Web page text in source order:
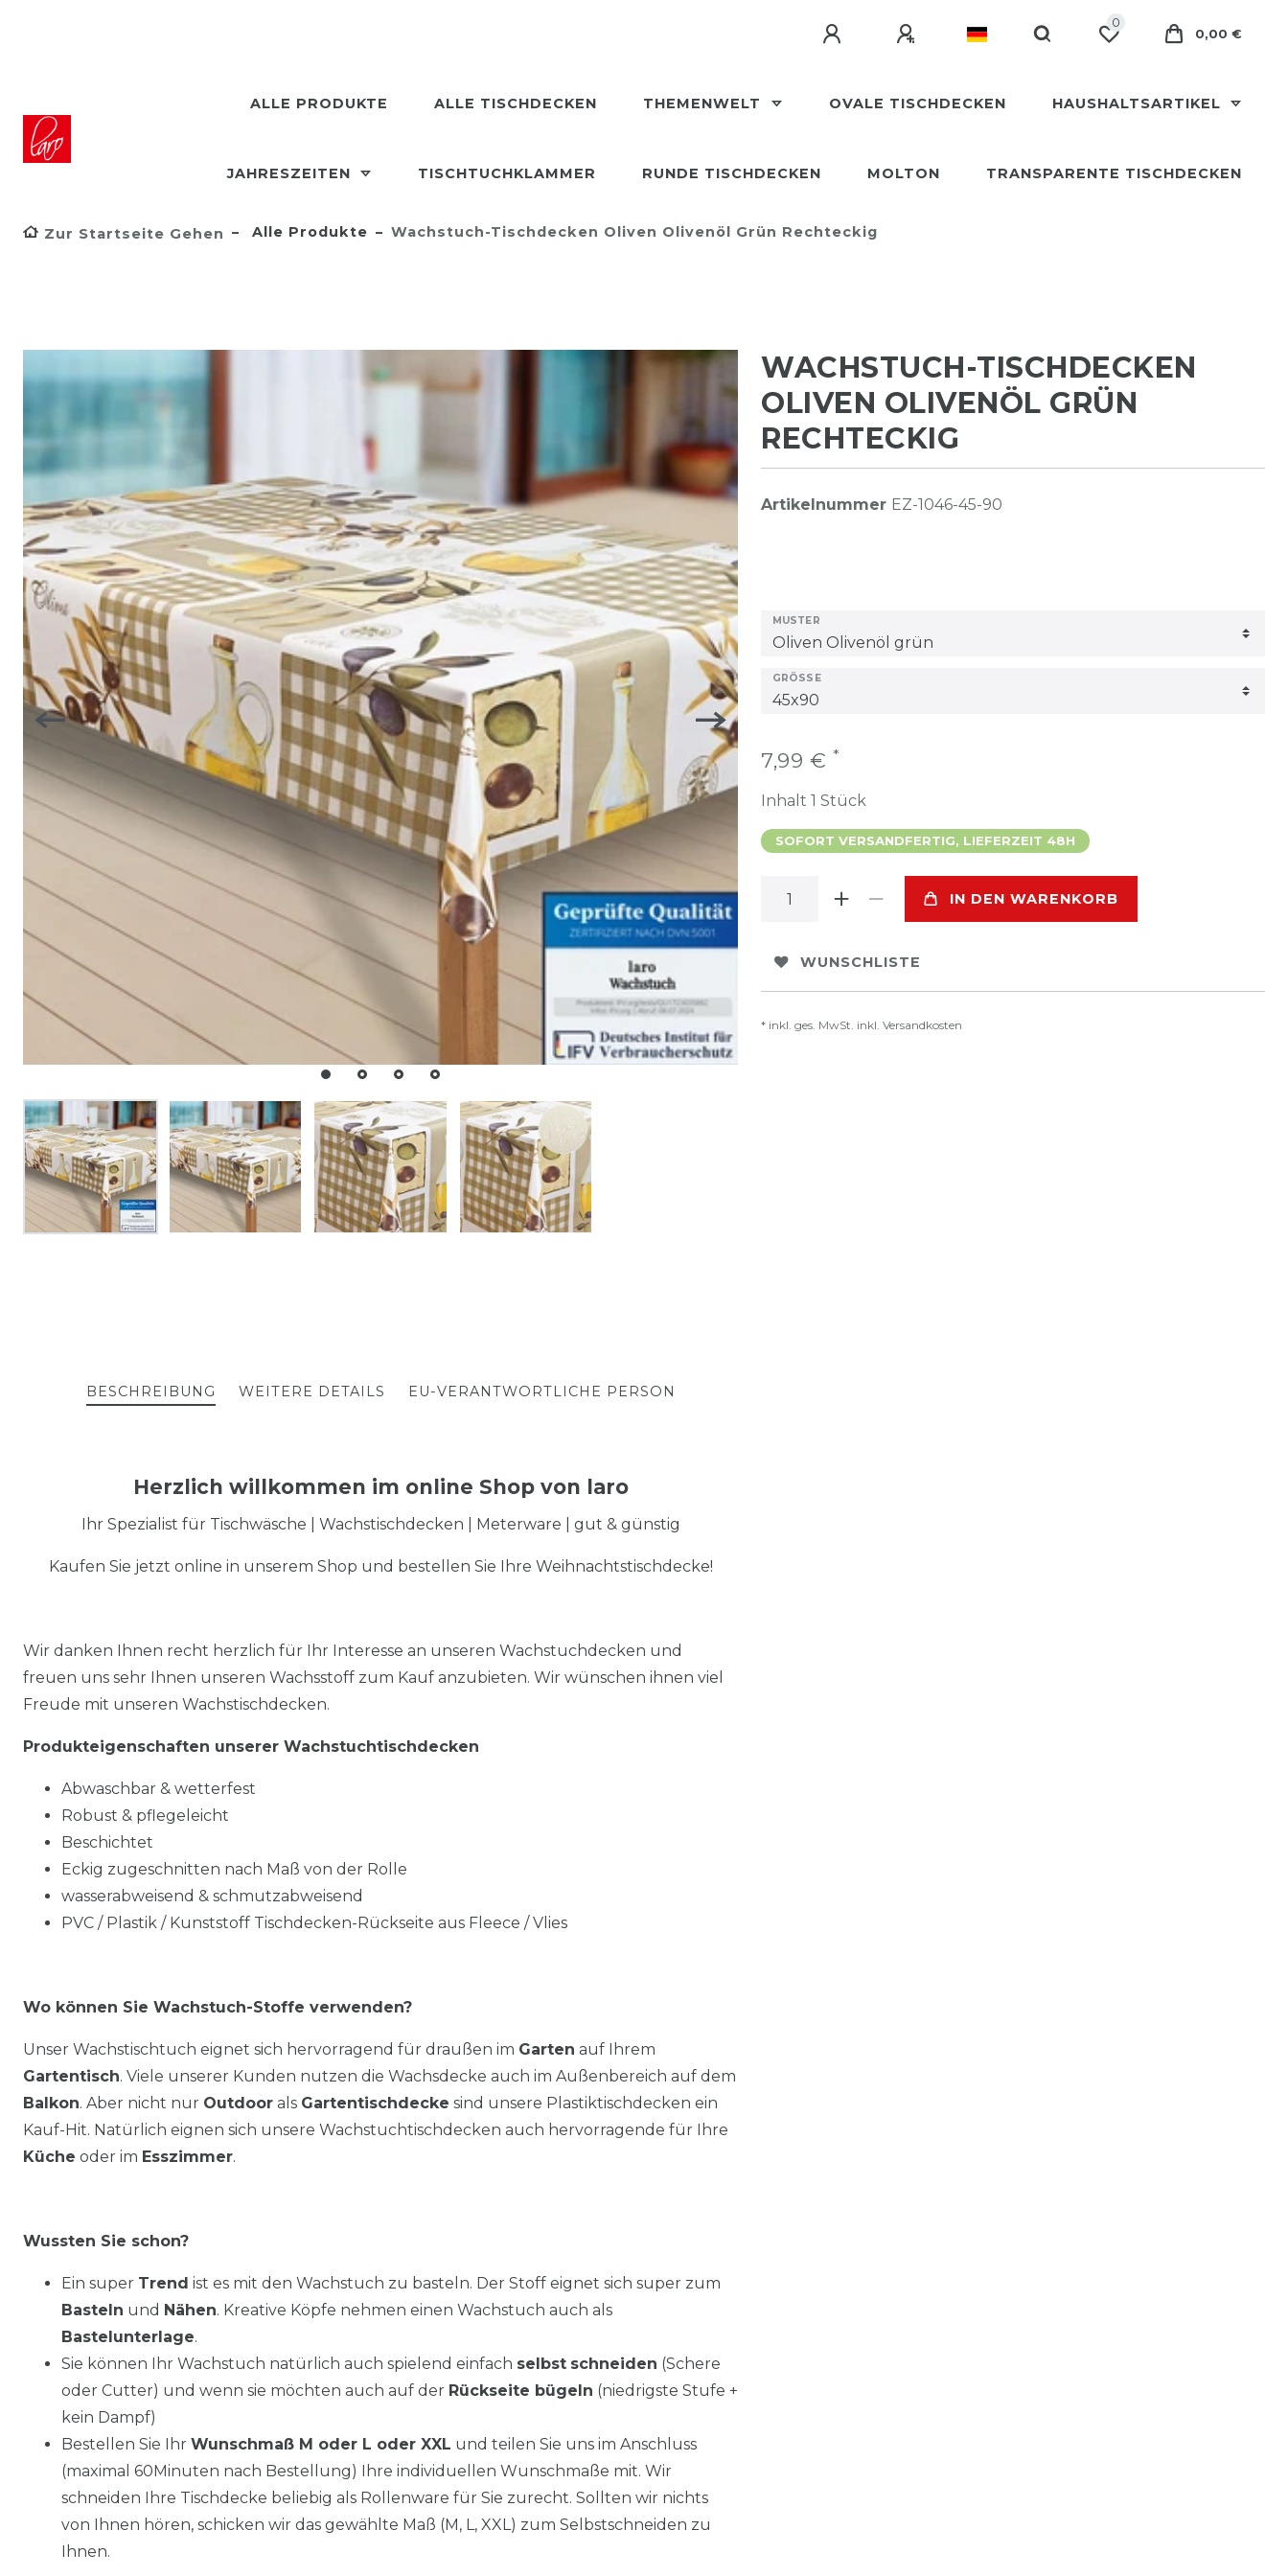
0
0,00 €
ALLE PRODUKTE ALLE TISCHDECKEN THEMENWELT OVALE TISCHDECKEN HAUSHALTSARTIKEL
JAHRESZEITEN TISCHTUCHKLAMMER RUNDE TISCHDECKEN MOLTON TRANSPARENTE TISCHDECKEN
Zur Startseite Gehen Alle Produkte Wachstuch-Tischdecken Oliven Olivenöl Grün Rechteckig
WACHSTUCH-TISCHDECKEN
OLIVEN OLIVENÖL GRÜN
RECHTECKIG
Artikelnummer EZ-1046-45-90
MUSTER
GRÖSSE
7,99 € *
Inhalt 1 Stück
SOFORT VERSANDFERTIG, LIEFERZEIT 48H
IN DEN WARENKORB
WUNSCHLISTE
* inkl. ges. MwSt. inkl. Versandkosten
BESCHREIBUNG WEITERE DETAILS EU-VERANTWORTLICHE PERSON
Herzlich willkommen im online Shop von laro
Ihr Spezialist für Tischwäsche | Wachstischdecken | Meterware | gut & günstig
Kaufen Sie jetzt online in unserem Shop und bestellen Sie Ihre Weihnachtstischdecke!
Wir danken Ihnen recht herzlich für Ihr Interesse an unseren Wachstuchdecken und
freuen uns sehr Ihnen unseren Wachsstoff zum Kauf anzubieten. Wir wünschen ihnen viel
Freude mit unseren Wachstischdecken.
Produkteigenschaften unserer Wachstuchtischdecken
Abwaschbar & wetterfest
Robust & pflegeleicht
Beschichtet
Eckig zugeschnitten nach Maß von der Rolle
wasserabweisend & schmutzabweisend
PVC / Plastik / Kunststoff Tischdecken-Rückseite aus Fleece / Vlies
Wo können Sie Wachstuch-Stoffe verwenden?
Unser Wachstischtuch eignet sich hervorragend für draußen im Garten auf Ihrem
Gartentisch. Viele unserer Kunden nutzen die Wachsdecke auch im Außenbereich auf dem
Balkon. Aber nicht nur Outdoor als Gartentischdecke sind unsere Plastiktischdecken ein
Kauf-Hit. Natürlich eignen sich unsere Wachstuchtischdecken auch hervorragende für Ihre
Küche oder im Esszimmer.
Wussten Sie schon?
Ein super Trend ist es mit den Wachstuch zu basteln. Der Stoff eignet sich super zum
Basteln und Nähen. Kreative Köpfe nehmen einen Wachstuch auch als
Bastelunterlage.
Sie können Ihr Wachstuch natürlich auch spielend einfach selbst schneiden (Schere
oder Cutter) und wenn sie möchten auch auf der Rückseite bügeln (niedrigste Stufe +
kein Dampf)
Bestellen Sie Ihr Wunschmaß M oder L oder XXL und teilen Sie uns im Anschluss
(maximal 60Minuten nach Bestellung) Ihre individuellen Wunschmaße mit. Wir
schneiden Ihre Tischdecke beliebig als Rollenware für Sie zurecht. Sollten wir nichts
von Ihnen hören, schicken wir das gewählte Maß (M, L, XXL) zum Selbstschneiden zu
Ihnen.